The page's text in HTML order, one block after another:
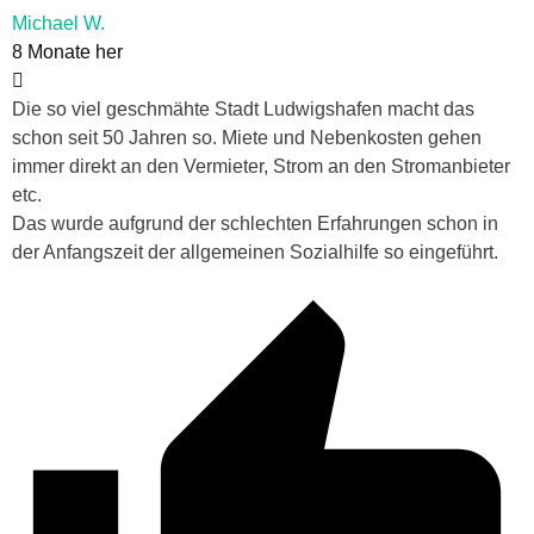
Michael W.
8 Monate her
Die so viel geschmähte Stadt Ludwigshafen macht das
schon seit 50 Jahren so. Miete und Nebenkosten gehen
immer direkt an den Vermieter, Strom an den Stromanbieter
etc.
Das wurde aufgrund der schlechten Erfahrungen schon in
der Anfangszeit der allgemeinen Sozialhilfe so eingeführt.